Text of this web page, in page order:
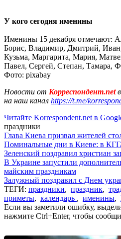
У кого сегодня именины
Именины 15 декабря отмечают:
Борис, Владимир, Дмитрий,
Кузьма, Маргарита, Мария,
Павел, Сергей, Степан, Тамара,
Фото: pixabay
Новости от Корреспондент.net
на наш канал https://t.me/
Читайте Korrespondent.net в
праздники
Глава Киева призвал жителей
Поминальные дни в Киеве: в
Зеленский поздравил христиан
В Украине запустили
майским праздникам
Залужный поздравил с Днем
ТЕГИ: праздники, праздник,
приметы, календарь , именины,
Если вы заметили ошибку,
нажмите Ctrl+Enter, чтобы